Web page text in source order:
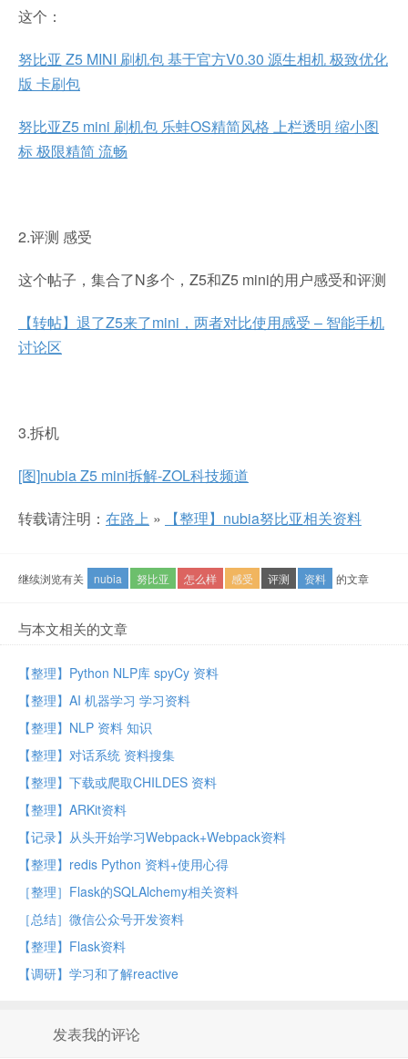
这个：
努比亚 Z5 MINI 刷机包 基于官方V0.30 源生相机 极致优化
版 卡刷包
努比亚Z5 mini 刷机包 乐蛙OS精简风格 上栏透明 缩小图
标 极限精简 流畅
2.评测 感受
这个帖子，集合了N多个，Z5和Z5 mini的用户感受和评测
【转帖】退了Z5来了mini，两者对比使用感受 – 智能手机
讨论区
3.拆机
[图]nubia Z5 mini拆解-ZOL科技频道
转载请注明： 在路上 » 【整理】nubia努比亚相关资料
继续浏览有关 nubia 努比亚 怎么样 感受 评测 资料 的文章
与本文相关的文章
【整理】Python NLP库 spyCy 资料
【整理】AI 机器学习 学习资料
【整理】NLP 资料 知识
【整理】对话系统 资料搜集
【整理】下载或爬取CHILDES 资料
【整理】ARKit资料
【记录】从头开始学习Webpack+Webpack资料
【整理】redis Python 资料+使用心得
［整理］Flask的SQLAlchemy相关资料
［总结］微信公众号开发资料
【整理】Flask资料
【调研】学习和了解reactive
发表我的评论